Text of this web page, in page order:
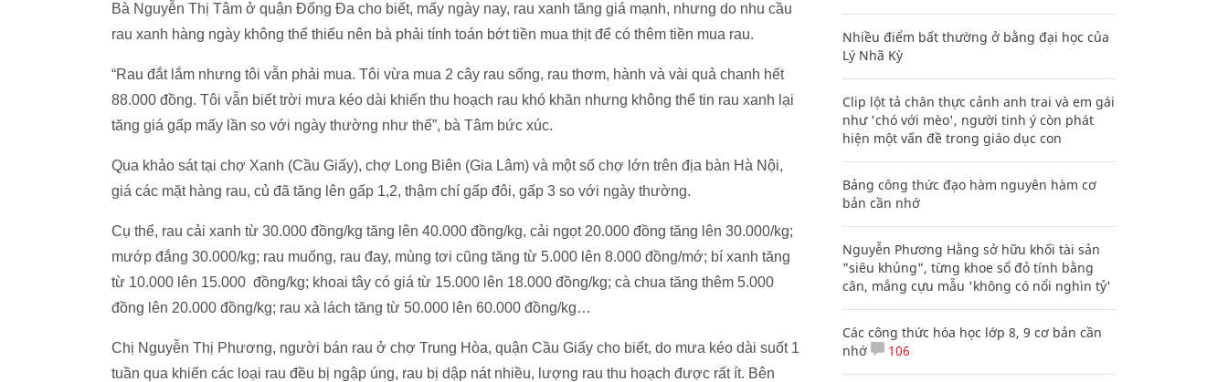
Bà Nguyễn Thị Tâm ở quận Đống Đa cho biết, mấy ngày nay, rau xanh tăng giá mạnh, nhưng do nhu cầu
rau xanh hàng ngày không thể thiếu nên bà phải tính toán bớt tiền mua thịt để có thêm tiền mua rau.
“Rau đắt lắm nhưng tôi vẫn phải mua. Tôi vừa mua 2 cây rau sống, rau thơm, hành và vài quả chanh hết
88.000 đồng. Tôi vẫn biết trời mưa kéo dài khiến thu hoạch rau khó khăn nhưng không thể tin rau xanh lại
tăng giá gấp mấy lần so với ngày thường như thế”, bà Tâm bức xúc.
Qua khảo sát tại chợ Xanh (Cầu Giấy), chợ Long Biên (Gia Lâm) và một số chợ lớn trên địa bàn Hà Nội,
giá các mặt hàng rau, củ đã tăng lên gấp 1,2, thậm chí gấp đôi, gấp 3 so với ngày thường.
Cụ thể, rau cải xanh từ 30.000 đồng/kg tăng lên 40.000 đồng/kg, cải ngọt 20.000 đồng tăng lên 30.000/kg;
mướp đắng 30.000/kg; rau muống, rau đay, mùng tơi cũng tăng từ 5.000 lên 8.000 đồng/mớ; bí xanh tăng
từ 10.000 lên 15.000 đồng/kg; khoai tây có giá từ 15.000 lên 18.000 đồng/kg; cà chua tăng thêm 5.000
đồng lên 20.000 đồng/kg; rau xà lách tăng từ 50.000 lên 60.000 đồng/kg…
Chị Nguyễn Thị Phương, người bán rau ở chợ Trung Hòa, quận Cầu Giấy cho biết, do mưa kéo dài suốt 1
tuần qua khiến các loại rau đều bị ngập úng, rau bị dập nát nhiều, lượng rau thu hoạch được rất ít. Bên
Nhiều điểm bất thường ở bằng đại học của
Lý Nhã Kỳ
Clip lột tả chân thực cảnh anh trai và em gái
như 'chó với mèo', người tinh ý còn phát
hiện một vấn đề trong giáo dục con
Bảng công thức đạo hàm nguyên hàm cơ
bản cần nhớ
Nguyễn Phương Hằng sở hữu khối tài sản
"siêu khủng", từng khoe sổ đỏ tính bằng
cân, mắng cựu mẫu 'không có nổi nghìn tỷ'
Các công thức hóa học lớp 8, 9 cơ bản cần
nhớ
106